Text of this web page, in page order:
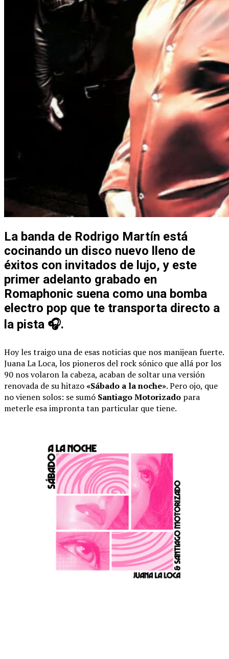
La banda de Rodrigo Martín está
cocinando un disco nuevo lleno de
éxitos con invitados de lujo, y este
primer adelanto grabado en
Romaphonic suena como una bomba
electro pop que te transporta directo a
la pista 🎧.
Hoy les traigo una de esas noticias que nos manijean fuerte.
Juana La Loca, los pioneros del rock sónico que allá por los
90 nos volaron la cabeza, acaban de soltar una versión
renovada de su hitazo«Sábado a la noche». Pero ojo, que
no vienen solos: se sumó Santiago Motorizado para
meterle esa impronta tan particular que tiene.